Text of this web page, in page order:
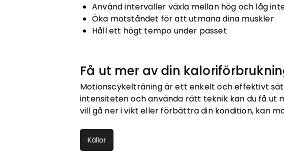
Använd intervaller växla mellan hög och låg
Öka motståndet för att utmana dina muskler
Håll ett högt tempo under passet
Få ut mer av din
Motionscykelträning är ett enkelt och effektivt
intensiteten och använda rätt teknik kan du få ut
vill gå ner i vikt eller förbättra din kondition, kan
Källor